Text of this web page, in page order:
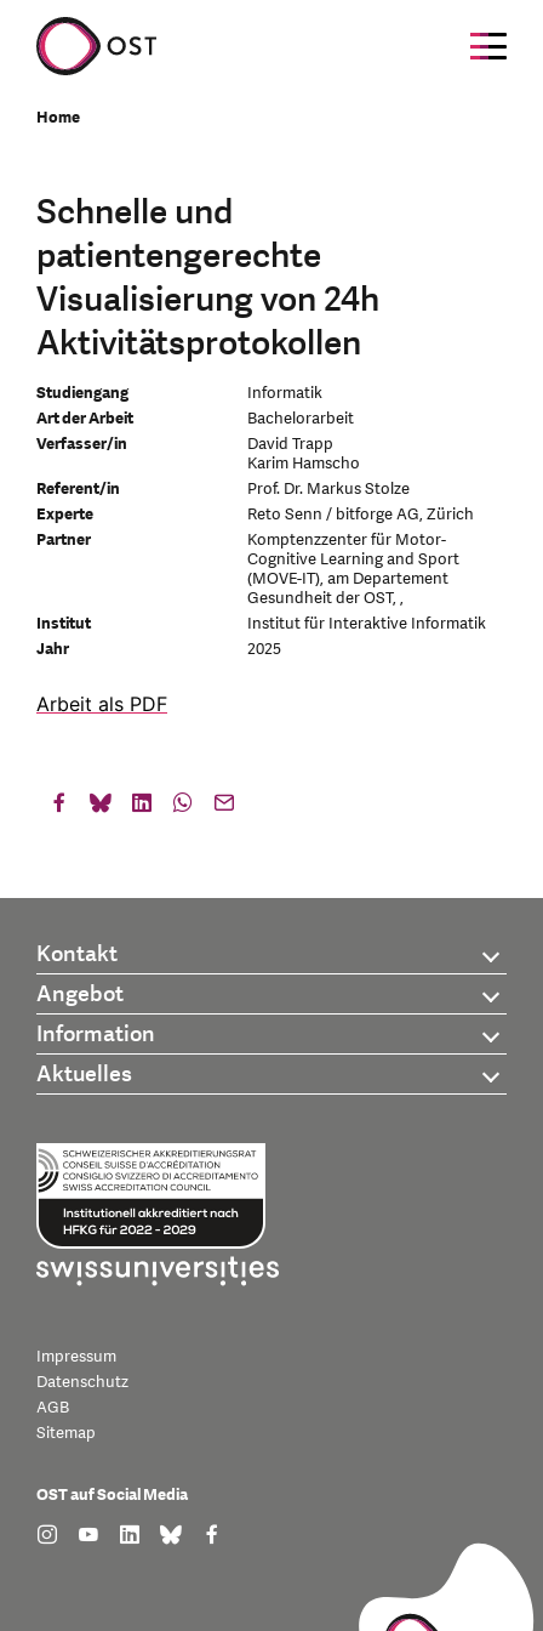
Home
Schnelle und
patientengerechte
Visualisierung von 24h
Aktivitätsprotokollen
Studiengang
Informatik
Art der Arbeit
Bachelorarbeit
Verfasser/in
David Trapp
Karim Hamscho
Referent/in
Prof. Dr. Markus Stolze
Experte
Reto Senn / bitforge AG, Zürich
Partner
Komptenzzenter für Motor-
Cognitive Learning and Sport
(MOVE-IT), am Departement
Gesundheit der OST, ,
Institut
Institut für Interaktive Informatik
Jahr
2025
Arbeit als PDF
Kontakt
Angebot
Information
Aktuelles
Impressum
Datenschutz
AGB
Sitemap
OST auf Social Media
find us on: instagram
find us on: youtube
find us on: linkedin
find us on: bluesky
find us on: facebook